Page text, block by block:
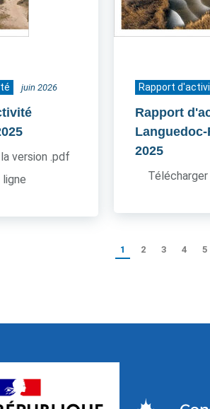
juin 2026
version .pdf
Rapport
Rapport
2025
1 2 3 4 5